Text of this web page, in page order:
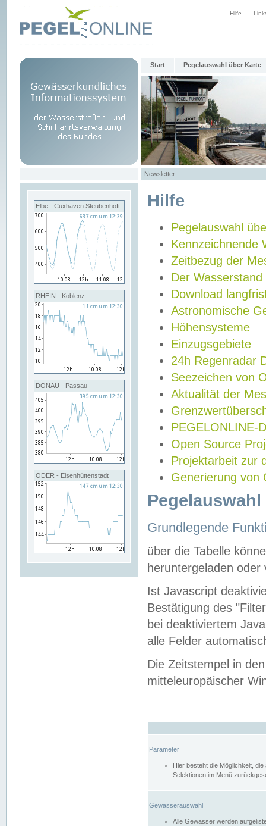
Hilfe
Start Pegelauswahl über Karte
Newsletter
Elbe - Cuxhaven Steubenhöft
RHEIN - Koblenz
DONAU - Passau
ODER - Eisenhüttenstadt
Hilfe
Pegelauswahl
Kennzeichnende
Zeitbezug der
Der Wasserstand
Download
Astronomische
Höhensysteme
Einzugsgebiete
24h Regenradar
Seezeichen von
Aktualität der
PEGELONLINE-
Open Source
Projektarbeit zur
Generierung von
Grundlegende
über die Tabelle
heruntergeladen oder
Ist Javascript
Bestätigung des
bei deaktiviertem
alle Felder
Die Zeitstempel in
mitteleuropäischer
Parameter
Hier besteht die Möglichkeit,
Selektionen im Menü
Gewässerauswahl
Alle Gewässer werden